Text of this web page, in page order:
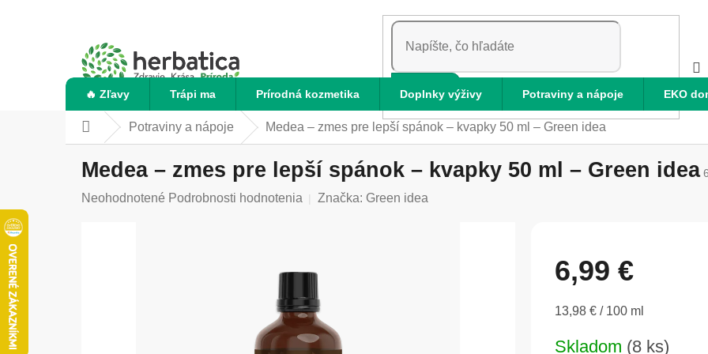
HĽADAŤ
🔥 Zľavy Trápi ma Prírodná kozmetika Doplnky výživy Potraviny a nápoje EKO
DomovPotraviny a nápoje Medea – zmes pre lepší spánok – kvapky 50 ml – Green idea
Medea – zmes pre lepší spánok – kvapky 50 ml – Green idea
Priemerné
Neohodnotené Podrobnosti hodnotenia Značka: Green idea
6,99 €
Jednotková
13,98 € / 100 ml
Skladom (8 ks)